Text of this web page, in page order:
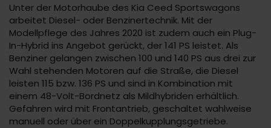
Unter der Motorhaube des Kia Ceed Sportswagons
arbeitet Diesel- oder Benzinertechnik. Mit der
Modellpflege des Jahres 2020 ist zudem auch ein Plug-
In-Hybrid ins Angebot gerückt, der 141 PS leistet. Als
Benziner gelangen zwischen 100 und 140 PS aus drei zur
Wahl stehenden Motoren auf die Straße, die Diesel
leisten 115 bzw. 136 PS und sind in Kombination mit
einem 48-Volt-Bordnetz als Mildhybriden erhältlich.
Gefahren wird mit Frontantrieb, geschaltet wahlweise
manuell oder über ein Doppelkupplungsgetriebe.